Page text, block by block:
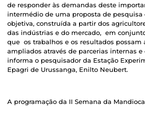
de responder às demandas deste
intermédio de uma proposta de pesquisa
objetiva, construída a partir dos
das indústrias e do mercado, em
que os trabalhos e os resultados possam
ampliados através de parcerias internas e
informa o pesquisador da Estação
Epagri de Urussanga, Enilto Neubert.
A programação da II Semana da